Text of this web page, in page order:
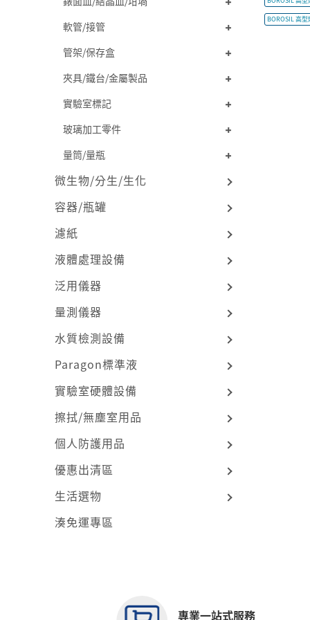
軟管/接管
管架/保存盒
夾具/鐵台/金屬製品
實驗室標記
玻璃加工零件
量筒/量瓶
微生物/分生/生化
容器/瓶罐
濾紙
液體處理設備
泛用儀器
量測儀器
水質檢測設備
Paragon標準液
實驗室硬體設備
擦拭/無塵室用品
個人防護用品
優惠出清區
生活選物
湊免運專區
BOROSIL 高
專業一站式服務